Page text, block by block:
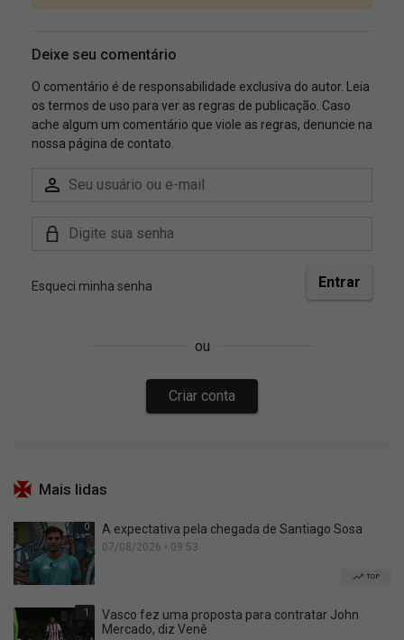
Mais lidas
0 A expectativa pela chegada de Santiago Sosa
07/08/2026 • 09:53
TOP
1
Vasco fez uma proposta para contratar John
Mercado, diz Venê